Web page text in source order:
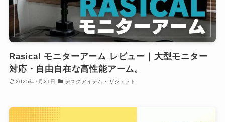
Rasical モニターアーム レビュー｜大型モニター
対応・自由自在な高性能アーム。
2025年7月21日 デスクアイテム・ガジェット